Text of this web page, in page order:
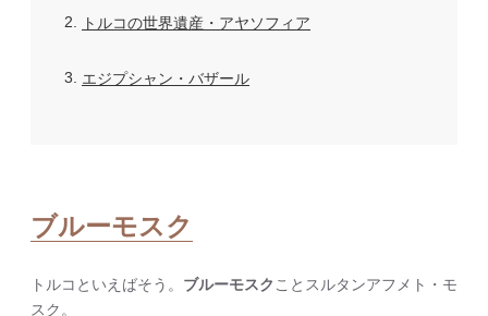
2 トルコの世界遺産・アヤソフィア
3 エジプシャン・バザール
ブルーモスク
トルコといえばそう。 ブルーモスク ことスルタンアフメト・モ
スク。